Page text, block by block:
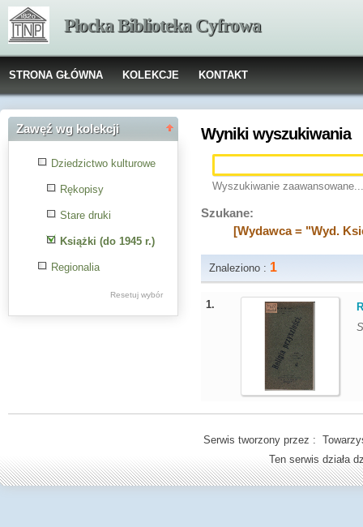
Płocka Biblioteka Cyfrowa
STRONA GŁÓWNA KOLEKCJE KONTAKT
Zawęź wg kolekcji
Dziedzictwo kulturowe
Rękopisy
Stare druki
Książki (do 1945 r.)
Regionalia
Resetuj wybór
Wyniki wyszukiwania
Wyszukiwanie zaawansowane...
Szukane:
[Wydawca = "Wyd.
Znaleziono : 1
1.
Serwis tworzony przez :
Ten serwis działa